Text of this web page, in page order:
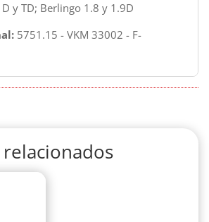
y TD; Berlingo 1.8 y 1.9D
5751.15 - VKM 33002 - F-